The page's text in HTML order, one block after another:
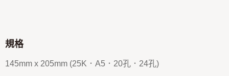
規格
145mm x 205mm (25K．A5．20孔．24孔)